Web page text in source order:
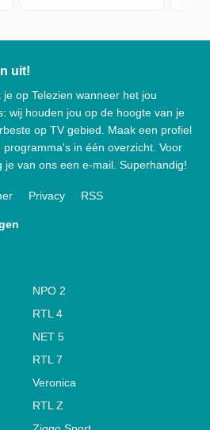
uit!
op Telezien wanneer het jou
wij houden jou op de hoogte van je
op TV gebied. Maak een profiel
in één overzicht. Voor
je van ons een e-mail. Superhandig!
Privacy RSS
NPO 2
RTL 4
NET 5
RTL 7
Veronica
RTL Z